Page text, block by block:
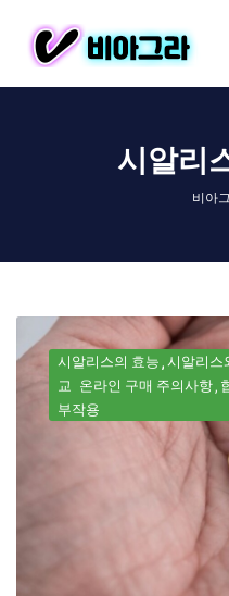
시알리
비아
시알리스의 효능 시알리스
교 온라인 구매 주의사항
부작용